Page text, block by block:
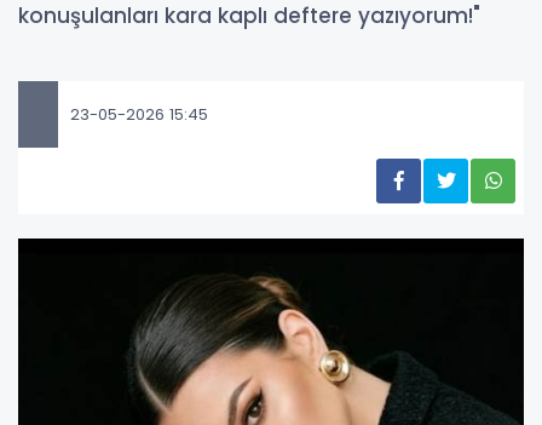
konuşulanları kara kaplı deftere yazıyorum!"
23-05-2026 15:45